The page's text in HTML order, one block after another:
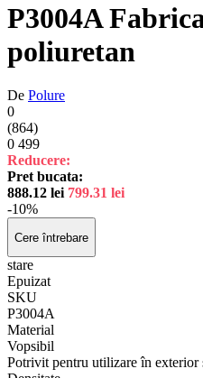
P3004A
poliuretan
De Polure
0
(864)
0 499
Reducere:
Pret bucata:
888.12 lei 799.31 lei
-10%
Cere întrebare
stare
Epuizat
SKU
P3004A
Material
Vopsibil
Potrivit pentru utilizare în exterior